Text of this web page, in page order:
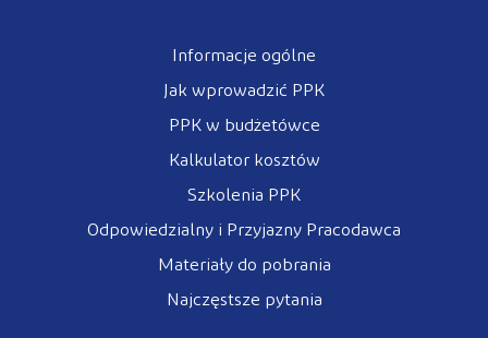
Informacje ogólne
Jak wprowadzić PPK
PPK w budżetówce
Kalkulator kosztów
Szkolenia PPK
Odpowiedzialny i Przyjazny Pracodawca
Materiały do pobrania
Najczęstsze pytania